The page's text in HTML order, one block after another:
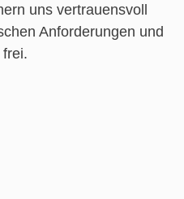
uns vertrauensvoll
Anforderungen und